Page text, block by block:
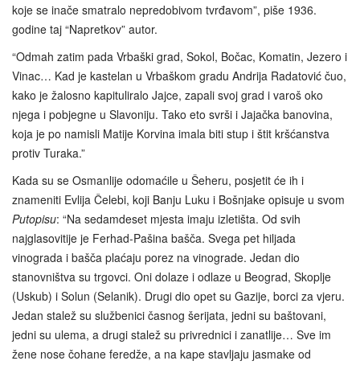
koje se inače smatralo nepredobivom tvrđavom”, piše 1936.
godine taj “Napretkov” autor.
“Odmah zatim pada Vrbaški grad, Sokol, Bočac, Komatin, Jezero i
Vinac… Kad je kastelan u Vrbaškom gradu Andrija Radatović čuo,
kako je žalosno kapituliralo Jajce, zapali svoj grad i varoš oko
njega i pobjegne u Slavoniju. Tako eto svrši i Jajačka banovina,
koja je po namisli Matije Korvina imala biti stup i štit kršćanstva
protiv Turaka.”
Kada su se Osmanlije odomaćile u Šeheru, posjetit će ih i
znameniti Evlija Čelebi, koji Banju Luku i Bošnjake opisuje u svom
Putopisu: “Na sedamdeset mjesta imaju izletišta. Od svih
najglasovitije je Ferhad-Pašina bašča. Svega pet hiljada
vinograda i bašča plaćaju porez na vinograde. Jedan dio
stanovništva su trgovci. Oni dolaze i odlaze u Beograd, Skoplje
(Uskub) i Solun (Selanik). Drugi dio opet su Gazije, borci za vjeru.
Jedan stalež su službenici časnog šerijata, jedni su baštovani,
jedni su ulema, a drugi stalež su privrednici i zanatlije… Sve im
žene nose čohane feredže, a na kape stavljaju jasmake od